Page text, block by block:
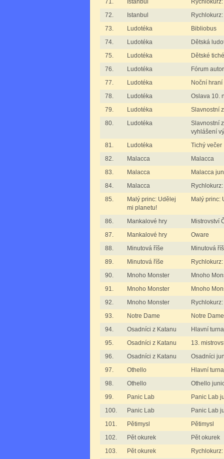
71. Istanbul
72.
Istanbul
73.
Ludotéka
Bibliobus
74.
Ludotéka
Dětská
75.
Ludotéka
Dětské
76.
Ludotéka
Fórum
77.
Ludotéka
Noční hraní
78.
Ludotéka
Oslava 10.
79.
Ludotéka
Slavnostní
80.
Ludotéka
Slavnostní
vyhlášení
81.
Ludotéka
Tichý večer
82.
Malacca
Malacca
83.
Malacca
Malacca
84.
Malacca
85.
Malý princ: Udělej
mi planetu!
Malý princ:
86. Mankalové hry
Mistrovství
87.
Mankalové hry
Oware
88.
Minutová říše
Minutová
89.
Minutová říše
90.
Mnoho Monster
Mnoho
91.
Mnoho Monster
Mnoho
92.
Mnoho Monster
93.
Notre Dame
Notre Dame
94.
Osadníci z Katanu
Hlavní
95.
Osadníci z Katanu
13.
96.
Osadníci z Katanu
Osadníci
97.
Othello
Hlavní
98.
Othello
Othello
99.
Panic Lab
Panic Lab
100.
Panic Lab
Panic Lab
101.
Pětimysl
Pětimysl
102.
Pět okurek
Pět okurek
103.
Pět okurek